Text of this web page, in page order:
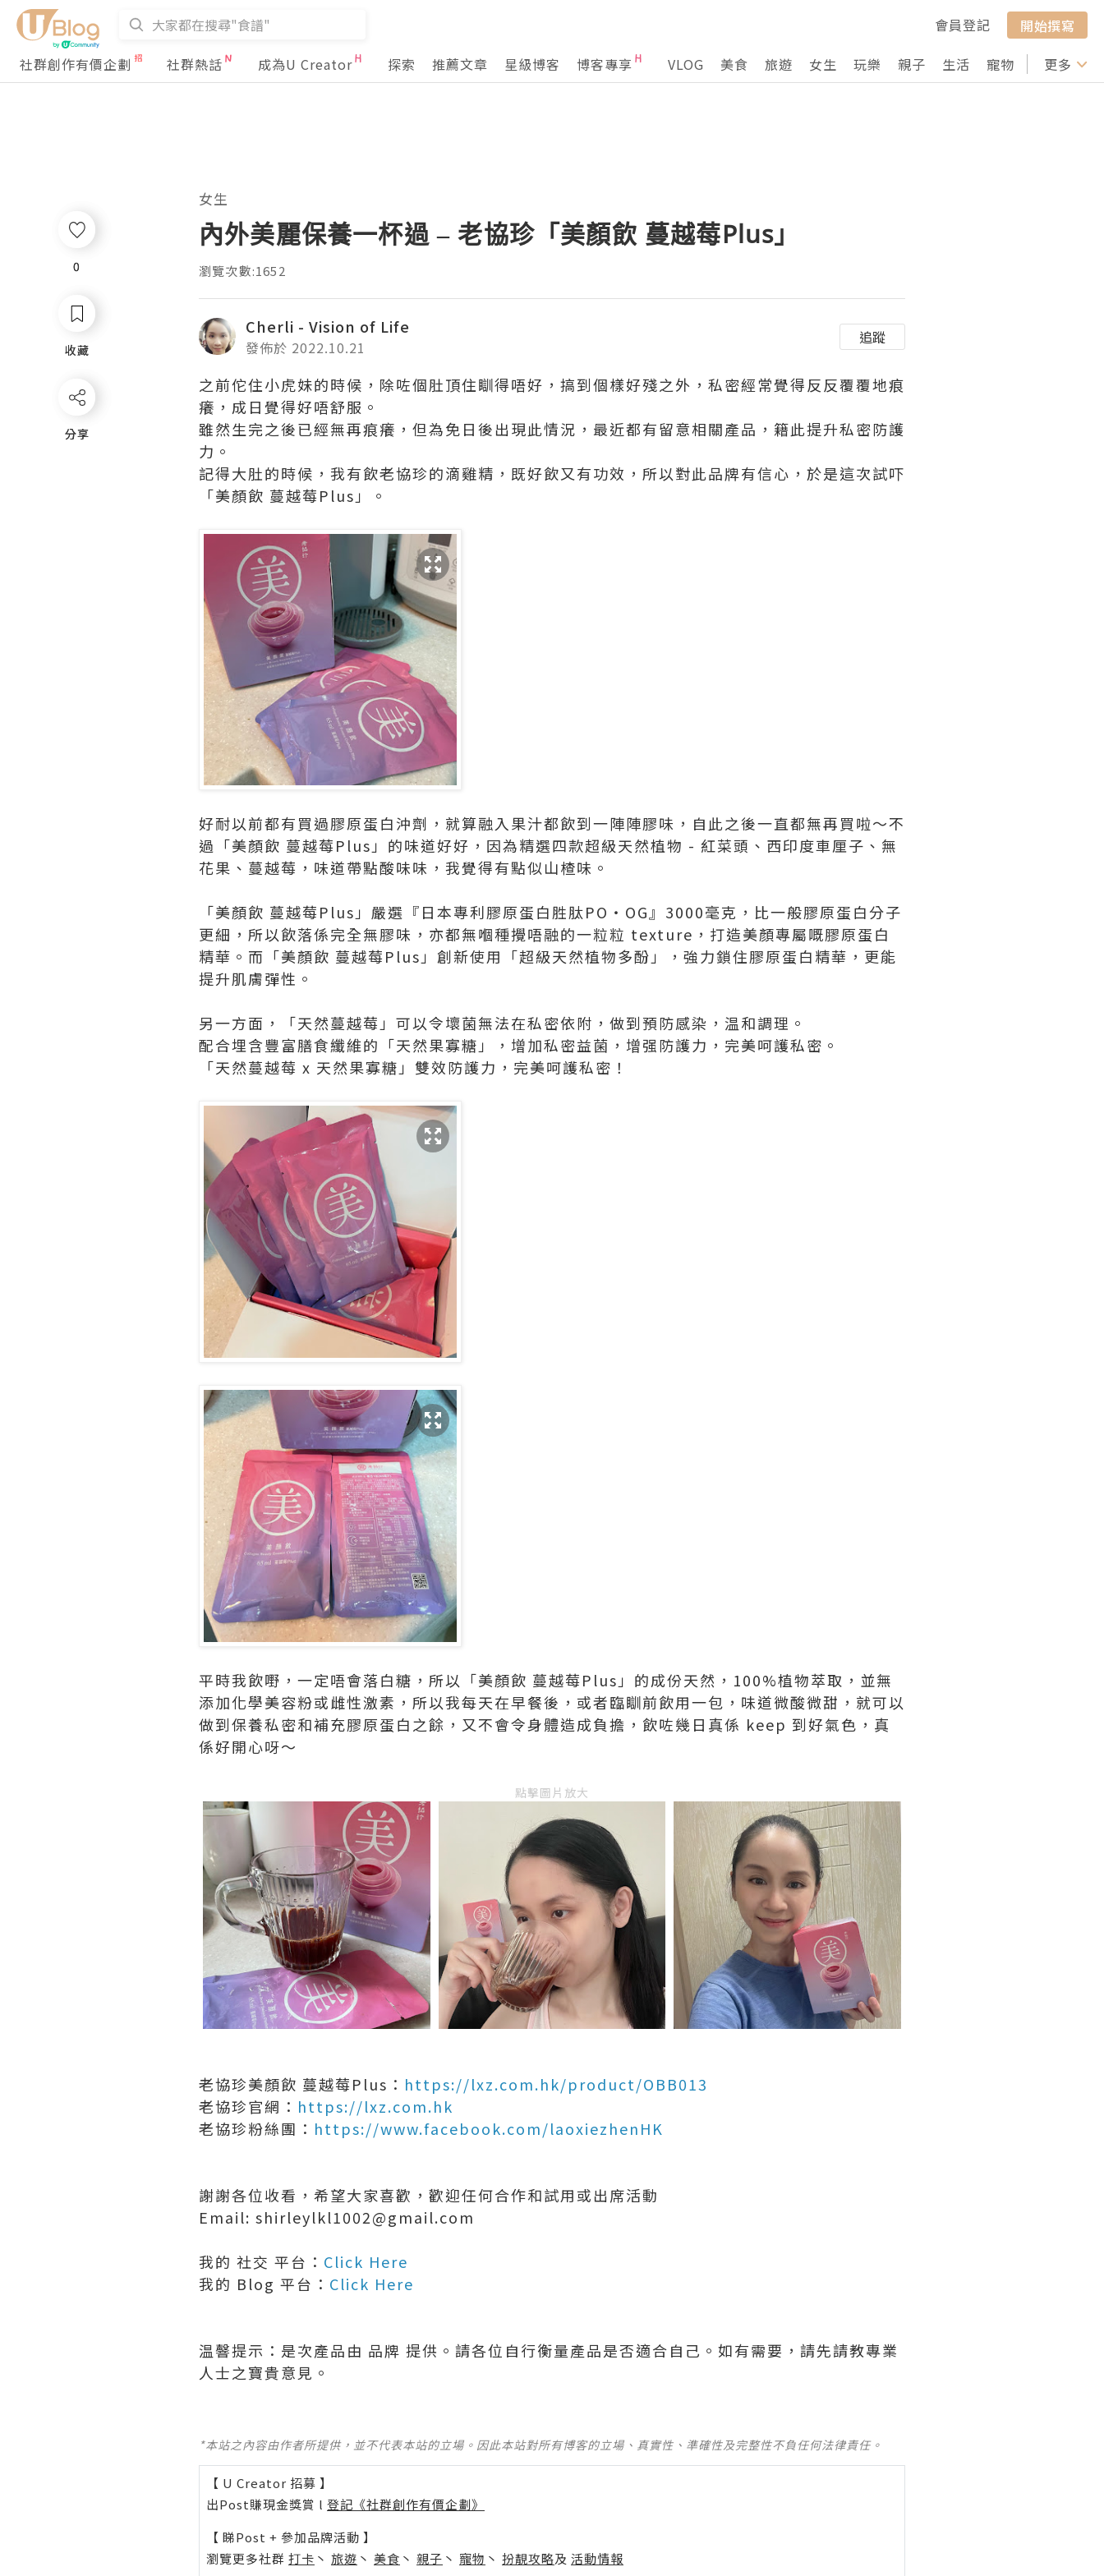
會員登記
開始撰寫
社群創作有價企劃
社群熱話 成為U Creator 探索 推薦文章 星級博客 博客專享 VLOG 美食 旅遊 女生 玩樂 親子 生活 寵物 行山 打卡
更多
0
收藏
分享
女生
內外美麗保養一杯過 – 老協珍「美顏飲 蔓越莓Plus」
瀏覽次數:1652
Cherli - Vision of Life
發佈於 2022.10.21
追蹤
之前佗住小虎妹的時候，除咗個肚頂住瞓得唔好，搞到個樣好殘之外，私密經常覺得反反覆覆地痕
癢，成日覺得好唔舒服。
雖然生完之後已經無再痕癢，但為免日後出現此情況，最近都有留意相關產品，籍此提升私密防護
力。
記得大肚的時候，我有飲老協珍的滴雞精，既好飲又有功效，所以對此品牌有信心，於是這次試吓
「美顏飲 蔓越莓Plus」。
好耐以前都有買過膠原蛋白沖劑，就算融入果汁都飲到一陣陣膠味，自此之後一直都無再買啦～不
過「美顏飲 蔓越莓Plus」的味道好好，因為精選四款超級天然植物 - 紅菜頭、西印度車厘子、無
花果、蔓越莓，味道帶點酸味味，我覺得有點似山楂味。
「美顏飲 蔓越莓Plus」嚴選『日本專利膠原蛋白胜肽PO‧OG』3000毫克，比一般膠原蛋白分子
更細，所以飲落係完全無膠味，亦都無嗰種攪唔融的一粒粒 texture，打造美顏專屬嘅膠原蛋白
精華。而「美顏飲 蔓越莓Plus」創新使用「超級天然植物多酚」，強力鎖住膠原蛋白精華，更能
提升肌膚彈性。
另一方面，「天然蔓越莓」可以令壞菌無法在私密依附，做到預防感染，温和調理。
配合埋含豐富膳食纖維的「天然果寡糖」，增加私密益菌，增强防護力，完美呵護私密。
「天然蔓越莓 x 天然果寡糖」雙效防護力，完美呵護私密！
平時我飲嘢，一定唔會落白糖，所以「美顏飲 蔓越莓Plus」的成份天然，100%植物萃取，並無
添加化學美容粉或雌性激素，所以我每天在早餐後，或者臨瞓前飲用一包，味道微酸微甜，就可以
做到保養私密和補充膠原蛋白之餘，又不會令身體造成負擔，飲咗幾日真係 keep 到好氣色，真
係好開心呀～
點擊圖片放大
老協珍美顏飲 蔓越莓Plus： https://lxz.com.hk/product/OBB013
老協珍官網： https://lxz.com.hk
老協珍粉絲團： https://www.facebook.com/laoxiezhenHK
謝謝各位收看，希望大家喜歡，歡迎任何合作和試用或出席活動
Email: shirleylkl1002@gmail.com
我的 社交 平台： Click Here
我的 Blog 平台： Click Here
温韾提示：是次產品由 品牌 提供。請各位自行衡量產品是否適合自己。如有需要，請先請教專業
人士之寶貴意見。
*本站之內容由作者所提供，並不代表本站的立場。因此本站對所有博客的立場、真實性、準確性及完整性不負任何法律責任。
【 U Creator 招募 】
出Post賺現金獎賞 l 登記《社群創作有價企劃》
【 睇Post + 參加品牌活動 】
瀏覽更多社群 打卡 丶 旅遊 丶 美食 丶 親子 丶 寵物 丶 扮靚攻略及 活動情報
0
收藏
分享